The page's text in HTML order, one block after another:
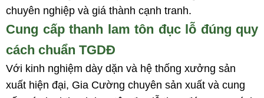
chuyên nghiệp và giá thành cạnh tranh.
Cung cấp thanh lam tôn đục lỗ đúng quy
cách chuẩn TGDĐ
Với kinh nghiệm dày dặn và hệ thống xưởng sản
xuất hiện đại, Gia Cường chuyên sản xuất và cung